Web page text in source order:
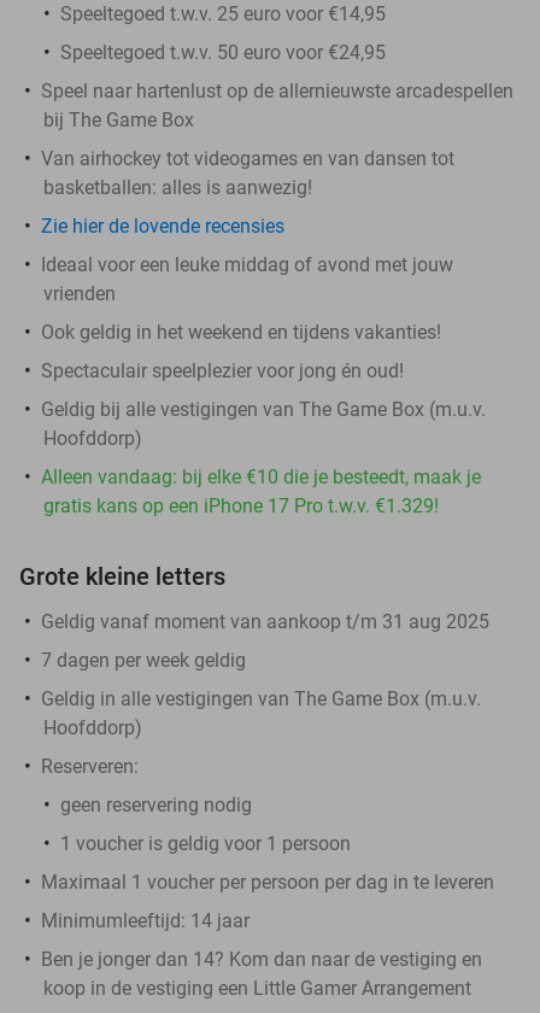
Speeltegoed t.w.v. 25 euro voor €14,95
Speeltegoed t.w.v. 50 euro voor €24,95
Speel naar hartenlust op de allernieuwste arcadespellen
bij The Game Box
Van airhockey tot videogames en van dansen tot
basketballen: alles is aanwezig!
Zie hier de lovende recensies
Ideaal voor een leuke middag of avond met jouw
vrienden
Ook geldig in het weekend en tijdens vakanties!
Spectaculair speelplezier voor jong én oud!
Geldig bij alle vestigingen van The Game Box (m.u.v.
Hoofddorp)
Alleen vandaag: bij elke €10 die je besteedt, maak je
gratis kans op een iPhone 17 Pro t.w.v. €1.329!
Grote kleine letters
Geldig vanaf moment van aankoop t/m 31 aug 2025
7 dagen per week geldig
Geldig in alle vestigingen van The Game Box (m.u.v.
Hoofddorp)
Reserveren:
geen reservering nodig
1 voucher is geldig voor 1 persoon
Maximaal 1 voucher per persoon per dag in te leveren
Minimumleeftijd: 14 jaar
Ben je jonger dan 14? Kom dan naar de vestiging en
koop in de vestiging een Little Gamer Arrangement